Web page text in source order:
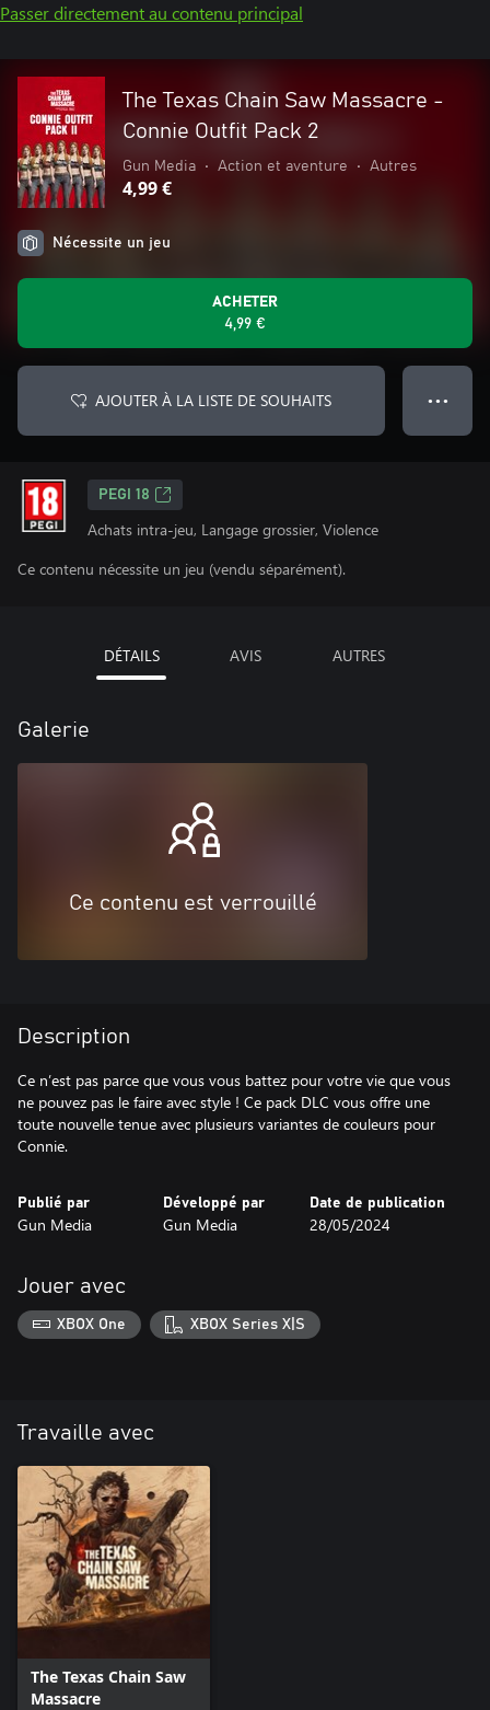
Passer directement au contenu principal
The Texas Chain Saw Massacre -
Connie Outfit Pack 2
Gun Media • Action et aventure • Autres
4,99 €
Nécessite un jeu
ACHETER
4,99 €
AJOUTER À LA LISTE DE SOUHAITS ● ● ●
PEGI 18
Achats intra-jeu, Langage grossier, Violence
Ce contenu nécessite un jeu (vendu séparément).
DÉTAILS AVIS AUTRES
Galerie
Ce contenu est verrouillé
Description
Ce n’est pas parce que vous vous battez pour votre vie que vous
ne pouvez pas le faire avec style ! Ce pack DLC vous offre une
toute nouvelle tenue avec plusieurs variantes de couleurs pour
Connie.
Publié par
Gun Media
Développé par
Gun Media
Date de publication
28/05/2024
Jouer avec
XBOX One XBOX Series X|S
Travaille avec
The Texas Chain Saw
Massacre